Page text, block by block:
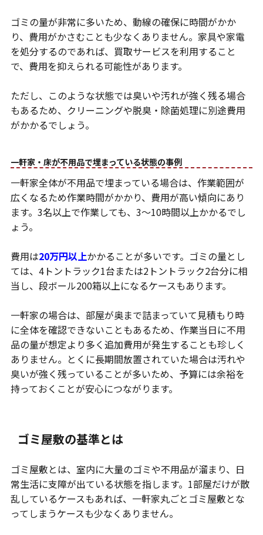
ゴミの量が非常に多いため、動線の確保に時間がかか
り、費用がかさむことも少なくありません。家具や家電
を処分するのであれば、買取サービスを利用すること
で、費用を抑えられる可能性があります。
ただし、このような状態では臭いや汚れが強く残る場合
もあるため、クリーニングや脱臭・除菌処理に別途費用
がかかるでしょう。
一軒家・床が不用品で埋まっている状態の事例
一軒家全体が不用品で埋まっている場合は、作業範囲が
広くなるため作業時間がかかり、費用が高い傾向にあり
ます。3名以上で作業しても、3～10時間以上かかるでし
ょう。
費用は20万円以上かかることが多いです。ゴミの量とし
ては、4トントラック1台または2トントラック2台分に相
当し、段ボール200箱以上になるケースもあります。
一軒家の場合は、部屋が奥まで詰まっていて見積もり時
に全体を確認できないこともあるため、作業当日に不用
品の量が想定より多く追加費用が発生することも珍しく
ありません。とくに長期間放置されていた場合は汚れや
臭いが強く残っていることが多いため、予算には余裕を
持っておくことが安心につながります。
ゴミ屋敷の基準とは
ゴミ屋敷とは、室内に大量のゴミや不用品が溜まり、日
常生活に支障が出ている状態を指します。1部屋だけが散
乱しているケースもあれば、一軒家丸ごとゴミ屋敷とな
ってしまうケースも少なくありません。